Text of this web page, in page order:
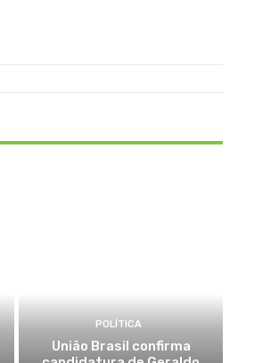
POLÍTICA
União Brasil confirma